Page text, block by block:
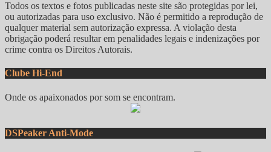
Todos os textos e fotos publicadas neste site são protegidas por lei,
ou autorizadas para uso exclusivo. Não é permitido a reprodução de
qualquer material sem autorização expressa. A violação desta
obrigação poderá resultar em penalidades legais e indenizações por
crime contra os Direitos Autorais.
Clube Hi-End
Onde os apaixonados por som se encontram.
DSPeaker Anti-Mode